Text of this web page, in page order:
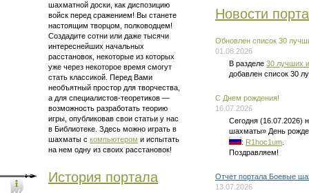
шахматной доски, как диспозицию
войск перед сражением! Вы станете
настоящим творцом, полководцем!
Создадите сотни или даже тысячи
интереснейших начальных
расстановок, некоторые из которых
уже через некоторое время смогут
стать классикой. Перед Вами
необъятный простор для творчества,
а для специалистов-теоретиков —
возможность разработать теорию
игры, опубликовав свои статьи у нас
в Библиотеке. Здесь можно играть в
шахматы с компьютером и испытать
на нем одну из своих расстановок!
История портала
Новости
Обновлен список 30
01.08.2026
В разделе 30 лучших
добавлен список 30
C Днем рождения!
16.07.2026
Сегодня (16.07.2026)
шахматы» День
: R1hoc1um
Поздравляем!
Отчет портала Боевые
13.07.2026